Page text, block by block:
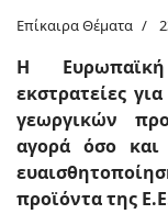
Επίκαιρα Θέματα
Η Ευρωπαϊκή
εκστρατείες
γεωργικών
αγορά όσο
προϊόντα της